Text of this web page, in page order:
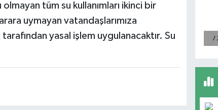
olmayan tüm su kullanımları ikinci bir
uymayan vatandaşlarımıza
yasal işlem uygulanacaktır. Su